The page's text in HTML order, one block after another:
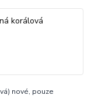
nové, pouze